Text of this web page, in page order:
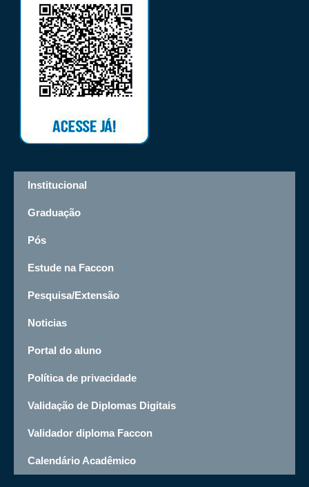
Institucional
Graduação
Pós
Estude na Faccon
Pesquisa/Extensão
Noticias
Portal do aluno
Política de privacidade
Validação de Diplomas Digitais
Validador diploma Faccon
Calendário Acadêmico